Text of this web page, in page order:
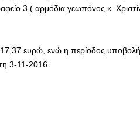
3 ( αρμόδια γεωπόνος κ.
ευρώ, ενώ η περίοδος
3-11-2016.